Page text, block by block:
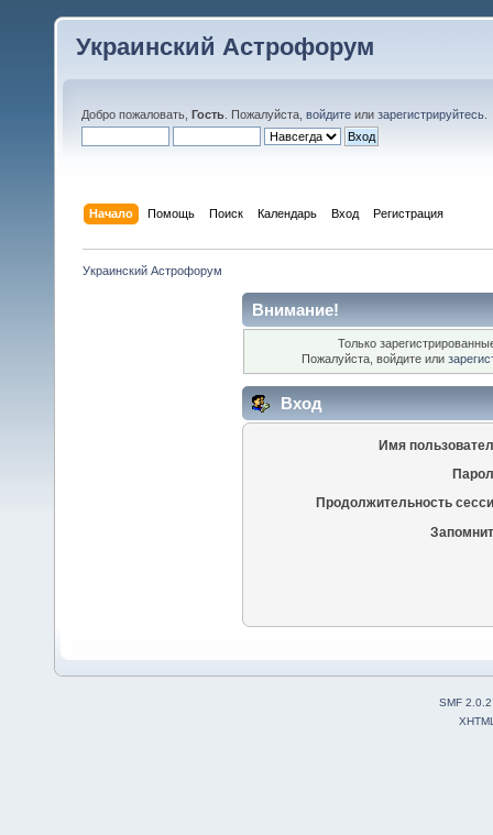
Украинский Астрофорум
Добро пожаловать, Гость . Пожалуйста, войдите или зарегистрируйтесь
Начало Помощь Поиск Календарь Вход Регистрация
Украинский Астрофорум
Внимание!
Только
Пожалуйста, войдите или
Вход
Имя
Продолжительность
SMF 2.0.2